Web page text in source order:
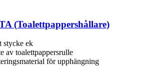
(Toalettpappershållare)
stycke ek
av toalettpappersrulle
för upphängning